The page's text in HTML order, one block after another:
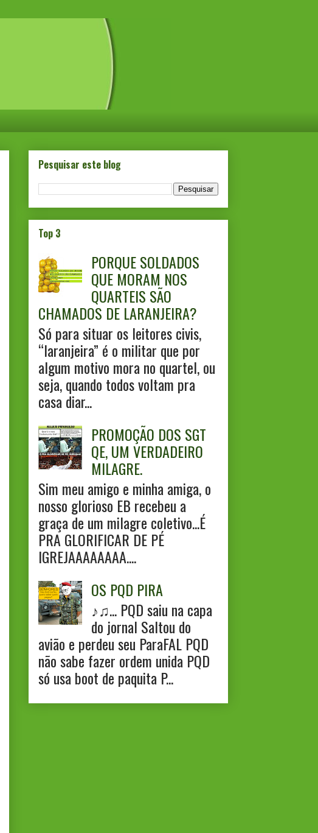
Pesquisar este blog
Top 3
PORQUE SOLDADOS
QUE MORAM NOS
QUARTEIS SÃO
CHAMADOS DE LARANJEIRA?
Só para situar os leitores civis,
“laranjeira” é o militar que por
algum motivo mora no quartel, ou
seja, quando todos voltam pra
casa diar...
PROMOÇÃO DOS SGT
QE, UM VERDADEIRO
MILAGRE.
Sim meu amigo e minha amiga, o
nosso glorioso EB recebeu a
graça de um milagre coletivo...É
PRA GLORIFICAR DE PÉ
IGREJAAAAAAAA....
OS PQD PIRA
♪♫... PQD saiu na capa
do jornal Saltou do
avião e perdeu seu ParaFAL PQD
não sabe fazer ordem unida PQD
só usa boot de paquita P...